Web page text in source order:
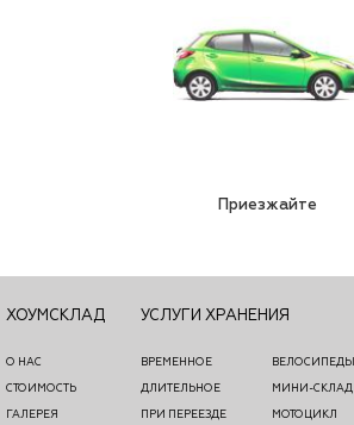
Приезжайте
ХОУМСКЛАД
О НАС
СТОИМОСТЬ
ГАЛЕРЕЯ
УСЛУГИ ХРАНЕНИЯ
ВРЕМЕННОЕ
ДЛИТЕЛЬНОЕ
ПРИ ПЕРЕЕЗДЕ
ВЕЛОСИПЕДЫ
МИНИ-СКЛАД
МОТОЦИКЛ